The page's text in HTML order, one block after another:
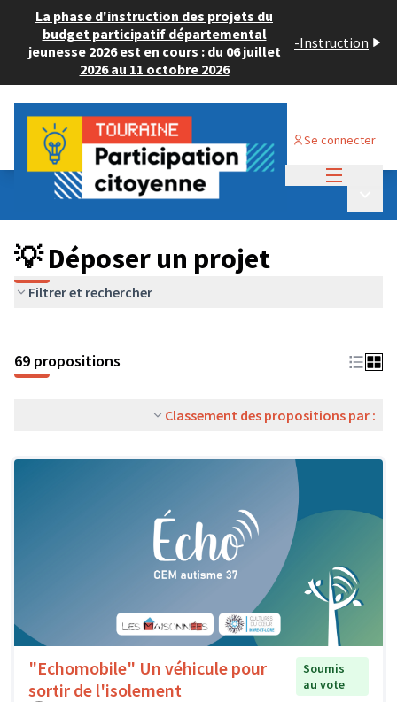
La phase d'instruction des projets du
budget participatif départemental
jeunesse 2026 est en cours : du 06 juillet
2026 au 11 octobre 2026
-Instruction
Se connecter
Budget Participatif ADULTE 2024
💡 Déposer un projet
💡 Déposer un projet
Filtrer et rechercher
69 propositions
Classement des propositions par :
"Echomobile" Un véhicule pour
sortir de l'isolement
Soumis
au vote